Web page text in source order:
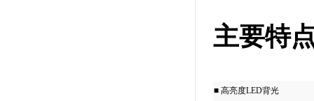
主要特
■ 高亮度LED背光